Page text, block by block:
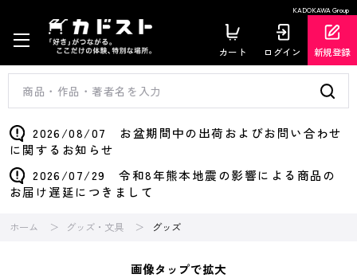
KADOKAWA Group
カート ログイン 新規登録
2026/08/07 お盆期間中の出荷およびお問い合わせ
に関するお知らせ
2026/07/29 令和8年熊本地震の影響による商品の
お届け遅延につきまして
ホーム グッズ・文具 グッズ
画像タップで拡大